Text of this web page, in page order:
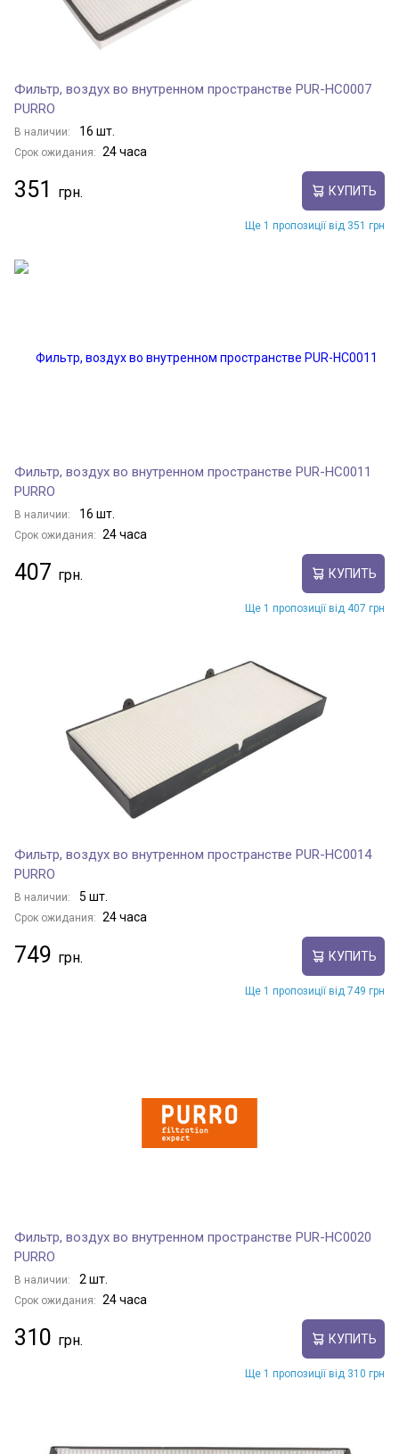
Фильтр, воздух во внутренном пространстве PUR-HC0007
PURRO
В наличии: 16 шт.
Срок ожидания: 24 часа
351 КУПИТЬ
Ще 1 пропозиції від 351 грн
Фильтр, воздух во внутренном пространстве PUR-HC0011
PURRO
В наличии: 16 шт.
Срок ожидания: 24 часа
407 КУПИТЬ
Ще 1 пропозиції від 407 грн
Фильтр, воздух во внутренном пространстве PUR-HC0014
PURRO
В наличии: 5 шт.
Срок ожидания: 24 часа
749 КУПИТЬ
Ще 1 пропозиції від 749 грн
Фильтр, воздух во внутренном пространстве PUR-HC0020
PURRO
В наличии: 2 шт.
Срок ожидания: 24 часа
310 КУПИТЬ
Ще 1 пропозиції від 310 грн